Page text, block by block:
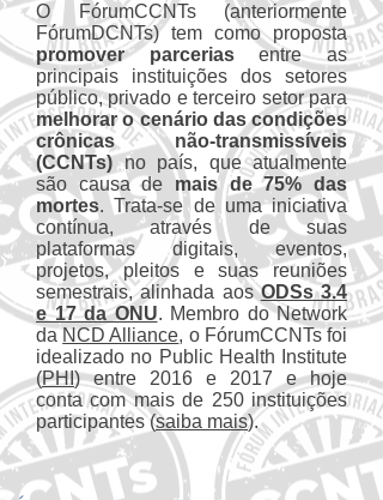
O FórumCCNTs (anteriormente
FórumDCNTs) tem como proposta
promover parceriasentre as
principais instituições dos setores
público, privado e terceiro setor para
melhorar o cenário das condições
crônicas não-transmissíveis
(CCNTs) no país, que atualmente
são causa de mais de 75% das
mortes. Trata-se de uma iniciativa
contínua, através de suas
plataformas digitais, eventos,
projetos, pleitos e suas reuniões
semestrais, alinhada aosODSs 3.4
e 17 da ONU. Membro do Network
daNCD Alliance, o FórumCCNTs foi
idealizado no Public Health Institute
(PHI) entre 2016 e 2017 e hoje
conta com mais de 250 instituições
participantes (saiba mais).